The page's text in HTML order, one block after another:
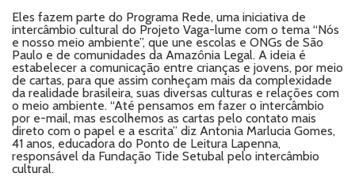
Eles fazem parte do Programa Rede, uma iniciativa de
intercâmbio cultural do Projeto Vaga-lume com o tema “Nós
e nosso meio ambiente”, que une escolas e ONGs de São
Paulo e de comunidades da Amazônia Legal. A ideia é
estabelecer a comunicação entre crianças e jovens, por meio
de cartas, para que assim conheçam mais da complexidade
da realidade brasileira, suas diversas culturas e relações com
o meio ambiente. “Até pensamos em fazer o intercâmbio
por e-mail, mas escolhemos as cartas pelo contato mais
direto com o papel e a escrita” diz Antonia Marlucia Gomes,
41 anos, educadora do Ponto de Leitura Lapenna,
responsável da Fundação Tide Setubal pelo intercâmbio
cultural.